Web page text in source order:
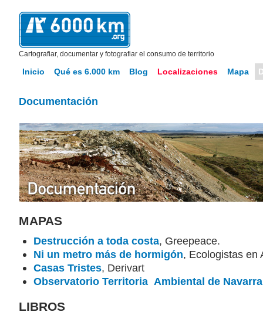
Cartografiar, documentar y fotografiar el consumo de territorio
Inicio Qué es 6.000 km Blog Localizaciones Mapa
Documentación
MAPAS
Destrucción a toda costa, Greepeace.
Ni un metro más de hormigón, Ecologistas en
Casas Tristes, Derivart
Observatorio Territoria Ambiental de Navarra
LIBROS